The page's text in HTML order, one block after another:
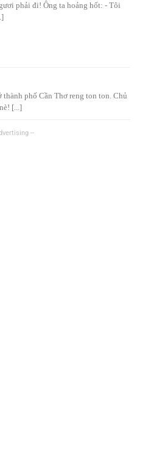
phải đi! Ông ta hoảng hốt: - Tôi
phố Cần Thơ reng ton ton. Chủ
[...]